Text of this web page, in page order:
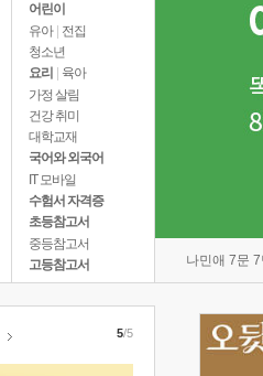
어린이
유아 | 전집
청소년
요리
육아
가정 살림
건강 취미
대학교재
국어와 외국어
IT 모바일
수험서 자격증
초등참고서
중등참고서
고등참고서
나민애 7문
5/5